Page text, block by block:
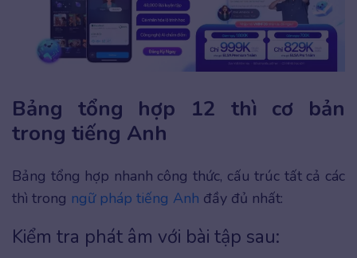
Bảng tổng hợp 12 thì cơ bản
trong tiếng Anh
Bảng tổng hợp nhanh công thức, cấu trúc tất cả các
thì trong ngữ pháp tiếng Anh đầy đủ nhất:
Kiểm tra phát âm với bài tập sau: